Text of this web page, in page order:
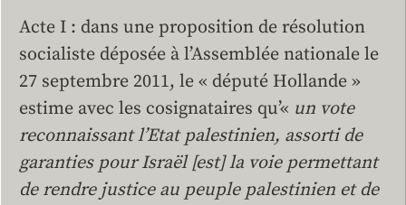
Acte I : dans une proposition de résolution
socialiste déposée à l’Assemblée nationale le
27 septembre 2011, le « député Hollande »
estime avec les cosignataires qu’« un vote
reconnaissant l’Etat palestinien, assorti de
garanties pour Israël [est] la voie permettant
de rendre justice au peuple palestinien et de